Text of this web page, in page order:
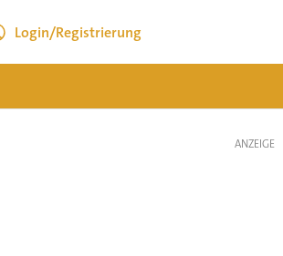
Login/Registrierung
ANZEIGE